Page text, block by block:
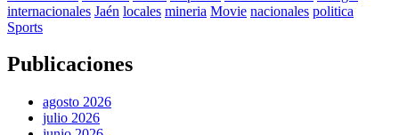
internacionales Jaén locales mineria Movie nacionales politica
Sports
Publicaciones
agosto 2026
julio 2026